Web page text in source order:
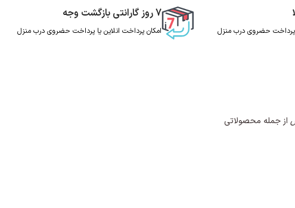
پرداخت حضروی درب منزل
7 روز گارانتی بازگشت وجه
امکان پرداخت انلاین یا پرداخت حضروی درب منزل
از جمله محصولاتی